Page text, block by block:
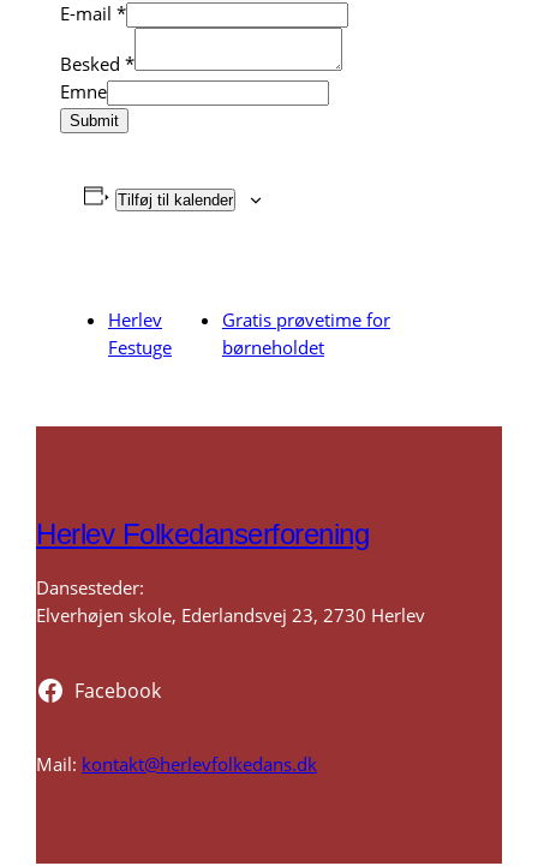
E-mail *
Besked *
Navn
E-
Emne
Submit
Tilføj til kalender
Herlev
Festuge
Gratis prøvetime for
børneholdet
Herlev Folkedanserforening
Dansesteder:
Elverhøjen skole, Ederlandsvej 23, 2730 Herlev
Facebook
Mail: kontakt@herlevfolkedans.dk